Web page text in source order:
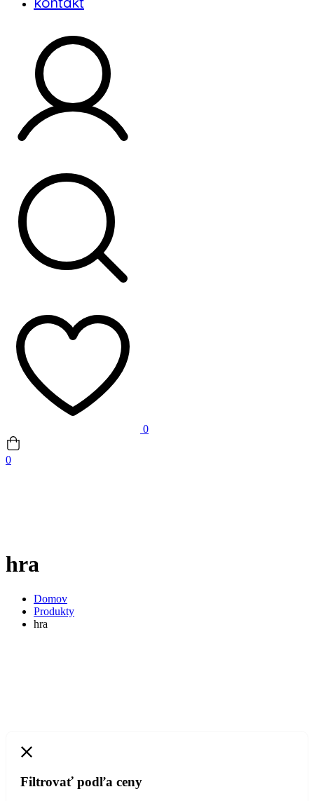
0
0
hra
Domov
Produkty
hra
Filtrovať podľa ceny